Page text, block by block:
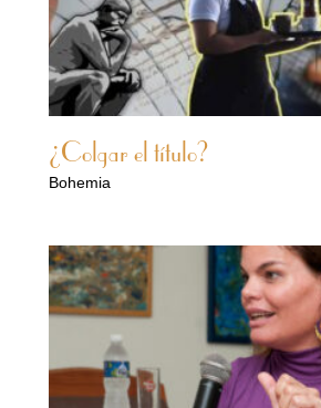
¿Colgar el título?
Bohemia